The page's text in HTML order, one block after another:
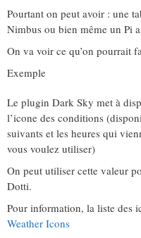
Pourtant on peut avoir : une
Nimbus ou bien même un Pi
On va voir ce qu’on pourrait
Exemple
Le plugin Dark Sky met à
l’icone des conditions
suivants et les heures qui
vous voulez utiliser)
On peut utiliser cette valeur
Dotti.
Pour information, la liste des
Weather Icons